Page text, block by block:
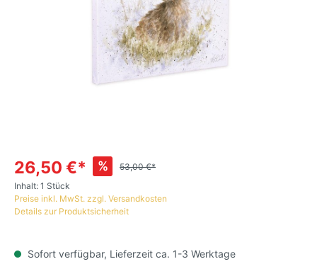
26,50 €* %
53,00 €*
Inhalt: 1 Stück
Preise inkl. MwSt. zzgl. Versandkosten
Details zur Produktsicherheit
Sofort verfügbar, Lieferzeit ca. 1-3 Werktage